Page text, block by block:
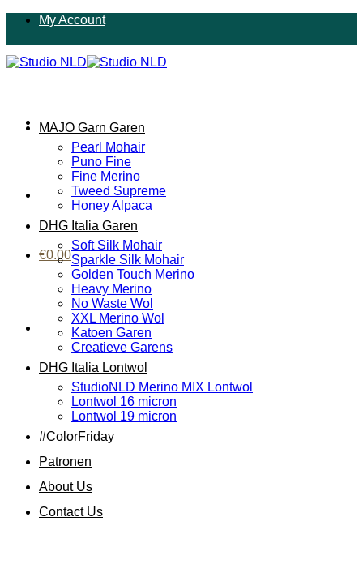
inhoud
My Account
€0.00
MAJO Garn Garen
Pearl Mohair
Puno Fine
Fine Merino
Tweed Supreme
Honey Alpaca
DHG Italia Garen
Soft Silk Mohair
Sparkle Silk Mohair
Golden Touch Merino
Heavy Merino
No Waste Wol
XXL Merino Wol
Katoen Garen
Creatieve Garens
DHG Italia Lontwol
StudioNLD Merino MIX Lontwol
Lontwol 16 micron
Lontwol 19 micron
#ColorFriday
Patronen
About Us
Contact Us